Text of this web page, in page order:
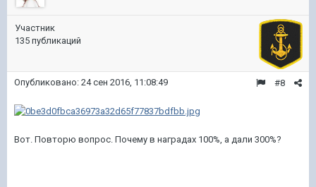
Участник
135 публикаций
#8
Опубликовано: 24 сен 2016, 11:08:49
Вот. Повторю вопрос. Почему в наградах 100%, а дали 300%?